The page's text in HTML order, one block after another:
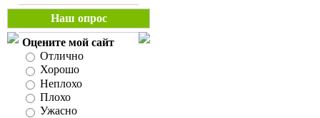
Наш опрос
Оцените мой сайт
Отлично
Хорошо
Неплохо
Плохо
Ужасно